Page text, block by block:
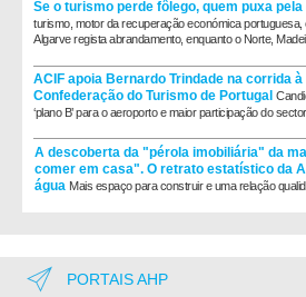
Se o turismo perde fôlego, quem puxa
turismo, motor da recuperação económica
Algarve regista abrandamento, enquanto o Norte,
ACIF apoia Bernardo Trindade na corrida
Confederação do Turismo de Portugal
‘plano B’ para o aeroporto e maior participação do
A descoberta da "pérola imobiliária" da
comer em casa". O retrato estatístico da
água Mais espaço para construir e uma relação
PORTAIS AHP